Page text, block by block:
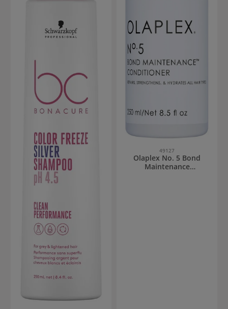
49127
Olaplex No. 5 Bond
Maintenance